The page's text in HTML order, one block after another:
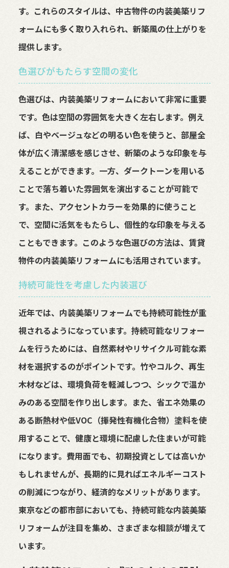
す。これらのスタイルは、中古物件の内装美築リフ
ォームにも多く取り入れられ、新築風の仕上がりを
提供します。
色選びがもたらす空間の変化
色選びは、内装美築リフォームにおいて非常に重要
です。色は空間の雰囲気を大きく左右します。例え
ば、白やベージュなどの明るい色を使うと、部屋全
体が広く清潔感を感じさせ、新築のような印象を与
えることができます。一方、ダークトーンを用いる
ことで落ち着いた雰囲気を演出することが可能で
す。また、アクセントカラーを効果的に使うこと
で、空間に活気をもたらし、個性的な印象を与える
こともできます。このような色選びの方法は、賃貸
物件の内装美築リフォームにも活用されています。
持続可能性を考慮した内装選び
近年では、内装美築リフォームでも持続可能性が重
視されるようになっています。持続可能なリフォー
ムを行うためには、自然素材やリサイクル可能な素
材を選択するのがポイントです。竹やコルク、再生
木材などは、環境負荷を軽減しつつ、シックで温か
みのある空間を作り出します。また、省エネ効果の
ある断熱材や低VOC（揮発性有機化合物）塗料を使
用することで、健康と環境に配慮した住まいが可能
になります。費用面でも、初期投資としては高いか
もしれませんが、長期的に見ればエネルギーコスト
の削減につながり、経済的なメリットがあります。
東京などの都市部においても、持続可能な内装美築
リフォームが注目を集め、さまざまな相談が増えて
います。